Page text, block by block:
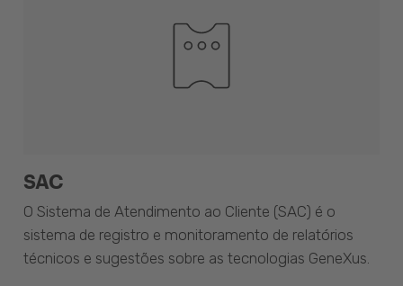
SAC
O Sistema de Atendimento ao Cliente (SAC) é o
sistema de registro e monitoramento de relatórios
técnicos e sugestões sobre as tecnologias GeneXus.